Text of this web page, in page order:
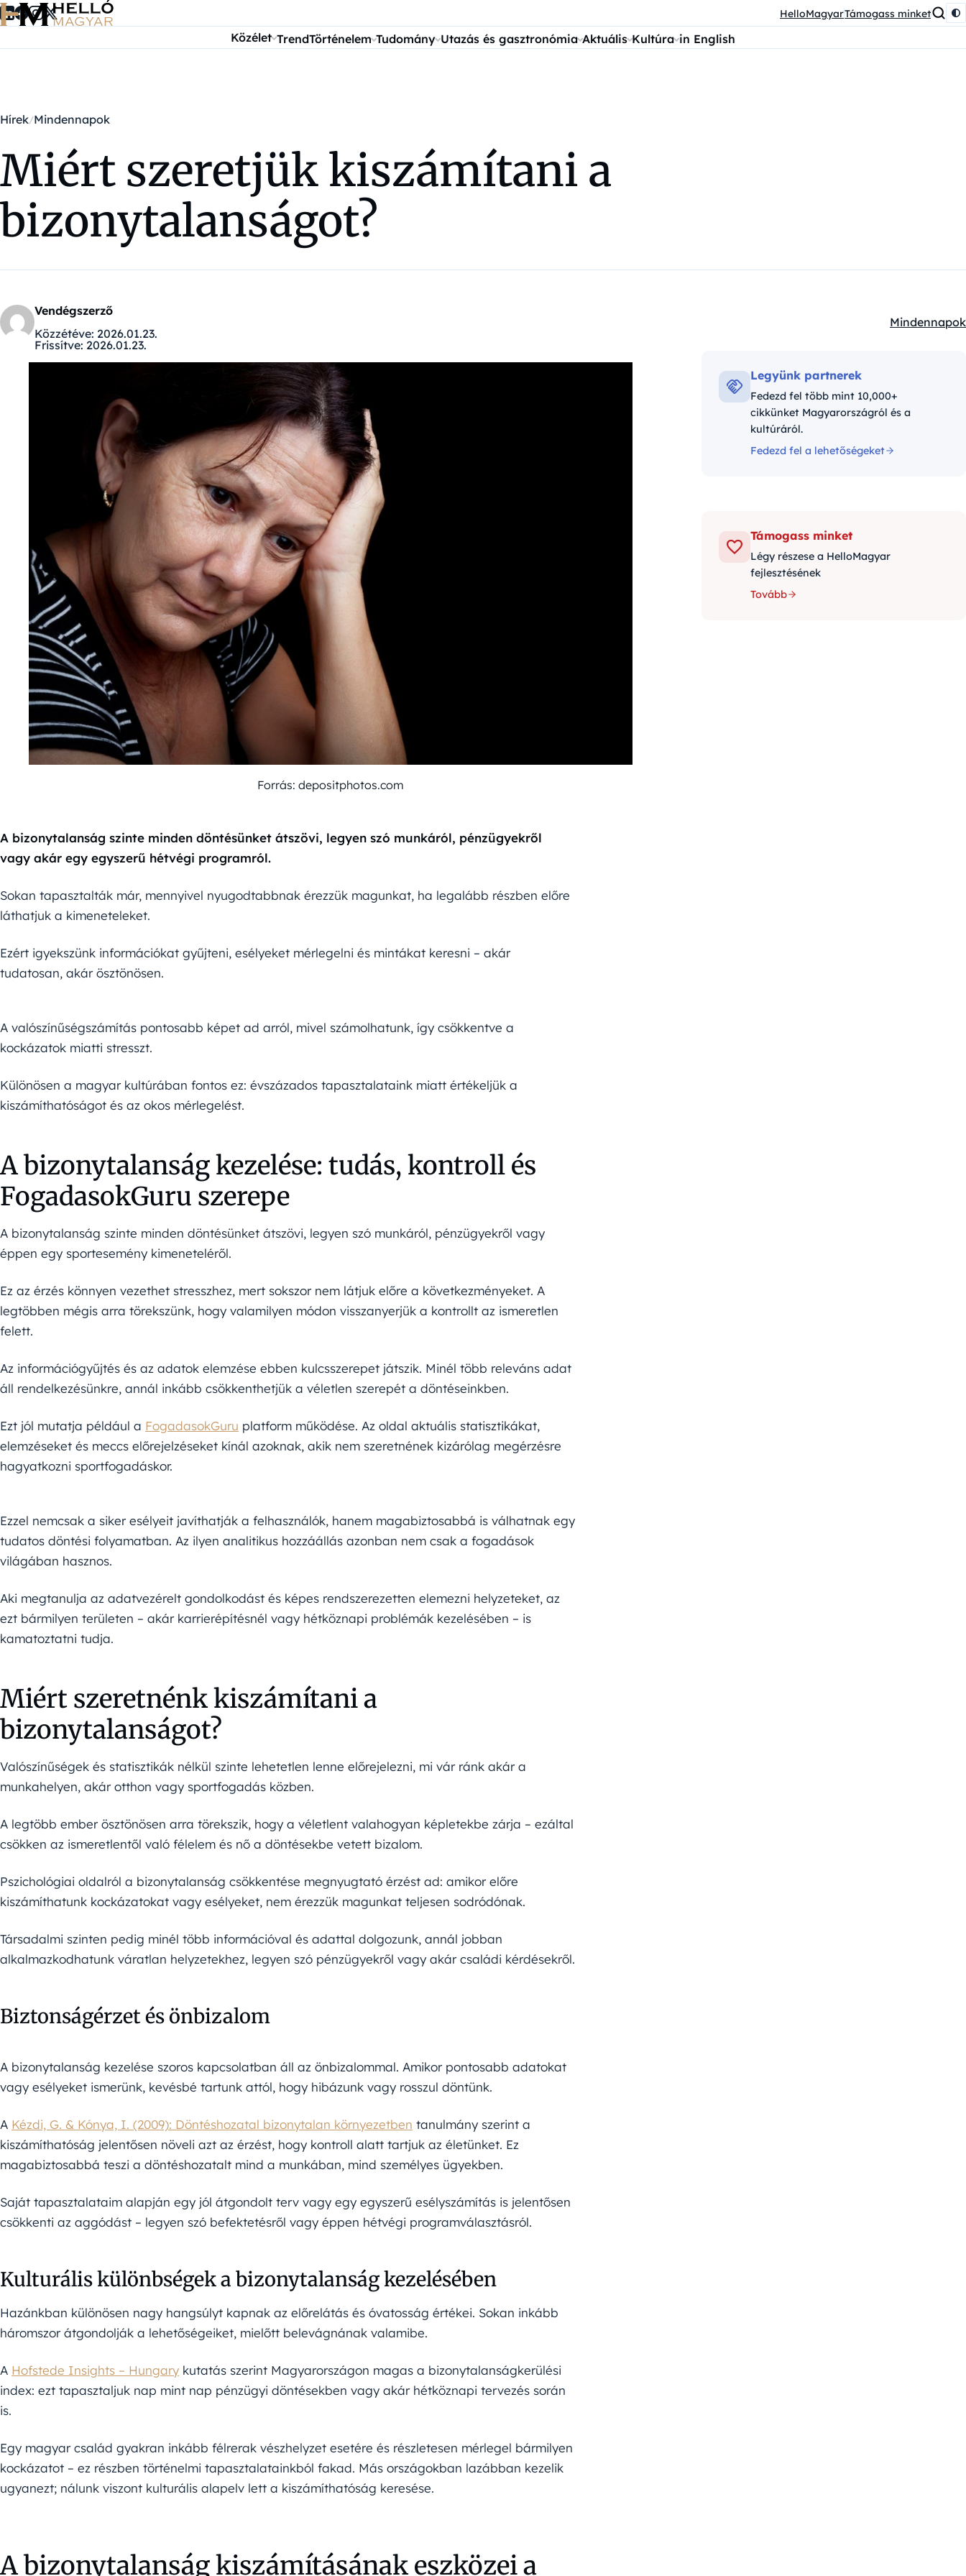
Ugrás a tartalomra HelloMagyarTámogass minket
Közélet TrendTörténelem Tudomány Utazás és gasztronómia Aktuális Kultúra in English
Hírek Mindennapok
Miért szeretjük kiszámítani a
bizonytalanságot?
Vendégszerző
Közzétéve: 2026.01.23.
Frissítve: 2026.01.23.
Kategóriák:
Mindennapok
Forrás: depositphotos.com
A bizonytalanság szinte minden döntésünket átszövi, legyen szó munkáról, pénzügyekről
vagy akár egy egyszerű hétvégi programról.
Sokan tapasztalták már, mennyivel nyugodtabbnak érezzük magunkat, ha legalább részben előre
láthatjuk a kimeneteleket.
Ezért igyekszünk információkat gyűjteni, esélyeket mérlegelni és mintákat keresni – akár
tudatosan, akár ösztönösen.
A valószínűségszámítás pontosabb képet ad arról, mivel számolhatunk, így csökkentve a
kockázatok miatti stresszt.
Különösen a magyar kultúrában fontos ez: évszázados tapasztalataink miatt értékeljük a
kiszámíthatóságot és az okos mérlegelést.
A bizonytalanság kezelése: tudás, kontroll és
FogadasokGuru szerepe
A bizonytalanság szinte minden döntésünket átszövi, legyen szó munkáról, pénzügyekről vagy
éppen egy sportesemény kimeneteléről.
Ez az érzés könnyen vezethet stresszhez, mert sokszor nem látjuk előre a következményeket. A
legtöbben mégis arra törekszünk, hogy valamilyen módon visszanyerjük a kontrollt az ismeretlen
felett.
Az információgyűjtés és az adatok elemzése ebben kulcsszerepet játszik. Minél több releváns adat
áll rendelkezésünkre, annál inkább csökkenthetjük a véletlen szerepét a döntéseinkben.
Ezt jól mutatja például a FogadasokGuru platform működése. Az oldal aktuális statisztikákat,
elemzéseket és meccs előrejelzéseket kínál azoknak, akik nem szeretnének kizárólag megérzésre
hagyatkozni sportfogadáskor.
Ezzel nemcsak a siker esélyeit javíthatják a felhasználók, hanem magabiztosabbá is válhatnak egy
tudatos döntési folyamatban. Az ilyen analitikus hozzáállás azonban nem csak a fogadások
világában hasznos.
Aki megtanulja az adatvezérelt gondolkodást és képes rendszerezetten elemezni helyzeteket, az
ezt bármilyen területen – akár karrierépítésnél vagy hétköznapi problémák kezelésében – is
kamatoztatni tudja.
Miért szeretnénk kiszámítani a
bizonytalanságot?
Valószínűségek és statisztikák nélkül szinte lehetetlen lenne előrejelezni, mi vár ránk akár a
munkahelyen, akár otthon vagy sportfogadás közben.
A legtöbb ember ösztönösen arra törekszik, hogy a véletlent valahogyan képletekbe zárja – ezáltal
csökken az ismeretlentől való félelem és nő a döntésekbe vetett bizalom.
Pszichológiai oldalról a bizonytalanság csökkentése megnyugtató érzést ad: amikor előre
kiszámíthatunk kockázatokat vagy esélyeket, nem érezzük magunkat teljesen sodródónak.
Társadalmi szinten pedig minél több információval és adattal dolgozunk, annál jobban
alkalmazkodhatunk váratlan helyzetekhez, legyen szó pénzügyekről vagy akár családi kérdésekről.
Biztonságérzet és önbizalom
A bizonytalanság kezelése szoros kapcsolatban áll az önbizalommal. Amikor pontosabb adatokat
vagy esélyeket ismerünk, kevésbé tartunk attól, hogy hibázunk vagy rosszul döntünk.
A Kézdi, G. & Kónya, I. (2009): Döntéshozatal bizonytalan környezetben tanulmány szerint a
kiszámíthatóság jelentősen növeli azt az érzést, hogy kontroll alatt tartjuk az életünket. Ez
magabiztosabbá teszi a döntéshozatalt mind a munkában, mind személyes ügyekben.
Saját tapasztalataim alapján egy jól átgondolt terv vagy egy egyszerű esélyszámítás is jelentősen
csökkenti az aggódást – legyen szó befektetésről vagy éppen hétvégi programválasztásról.
Kulturális különbségek a bizonytalanság kezelésében
Hazánkban különösen nagy hangsúlyt kapnak az előrelátás és óvatosság értékei. Sokan inkább
háromszor átgondolják a lehetőségeiket, mielőtt belevágnának valamibe.
A Hofstede Insights – Hungary kutatás szerint Magyarországon magas a bizonytalanságkerülési
index: ezt tapasztaljuk nap mint nap pénzügyi döntésekben vagy akár hétköznapi tervezés során
is.
Egy magyar család gyakran inkább félrerak vészhelyzet esetére és részletesen mérlegel bármilyen
kockázatot – ez részben történelmi tapasztalatainkból fakad. Más országokban lazábban kezelik
ugyanezt; nálunk viszont kulturális alapelv lett a kiszámíthatóság keresése.
A bizonytalanság kiszámításának eszközei a
Legyünk partnerek
Fedezd fel több mint 10,000+
cikkünket Magyarországról és a
kultúráról.
Fedezd fel a lehetőségeket
Támogass minket
Légy részese a HelloMagyar
fejlesztésének
Tovább